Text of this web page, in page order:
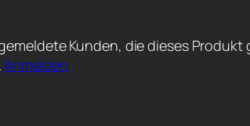
Kunden, die dieses Produkt
Anmelden